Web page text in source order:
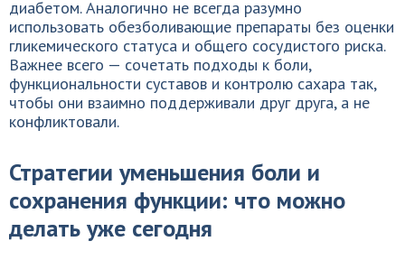
диабетом. Аналогично не всегда разумно
использовать обезболивающие препараты без оценки
гликемического статуса и общего сосудистого риска.
Важнее всего — сочетать подходы к боли,
функциональности суставов и контролю сахара так,
чтобы они взаимно поддерживали друг друга, а не
конфликтовали.
Стратегии уменьшения боли и
сохранения функции: что можно
делать уже сегодня